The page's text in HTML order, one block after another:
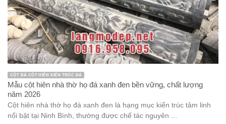
CỘT ĐÁ CỘT HIÊN KIẾN TRÚC ĐÁ
Mẫu cột hiên nhà thờ họ đá xanh đen bền vững, chất lượng
năm 2026
Cột hiên nhà thờ họ đá xanh đen là hạng mục kiến trúc tâm linh
nổi bật tại Ninh Bình, thường được chế tác nguyên ...